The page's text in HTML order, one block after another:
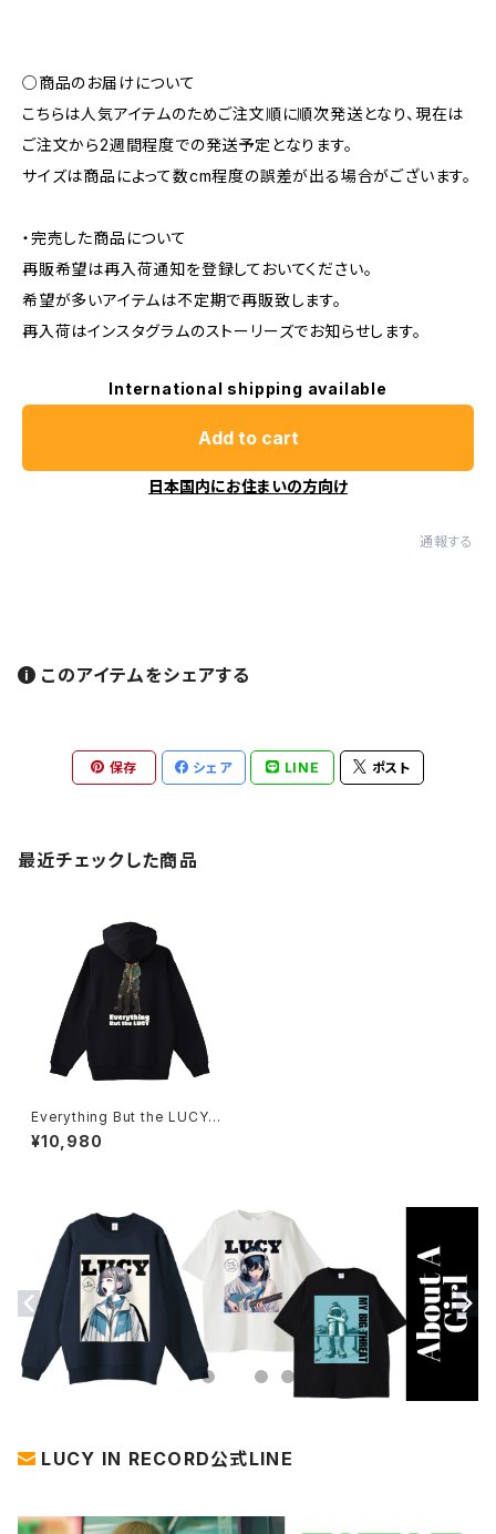
○商品のお届けについて
こちらは人気アイテムのためご注文順に順次発送となり、現在は
ご注文から2週間程度での発送予定となります。
サイズは商品によって数cm程度の誤差が出る場合がございます。
・完売した商品について
再販希望は再入荷通知を登録しておいてください。
希望が多いアイテムは不定期で再販致します。
再入荷はインスタグラムのストーリーズでお知らせします。
International shipping available
Add to cart
日本国内にお住まいの方向け
通報する
このアイテムをシェアする
保存 シェア LINE ポスト
最近チェックした商品
Everything But the LUCYパ
ーカー 1014-230221115
¥10,980
LUCY IN RECORD公式LINE